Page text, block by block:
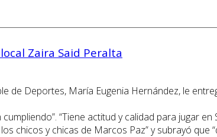
Zaira Said Peralta
de Deportes, María Eugenia Hernández, le
“Tiene actitud y calidad para jugar en
chicos y chicas de Marcos Paz” y subrayó